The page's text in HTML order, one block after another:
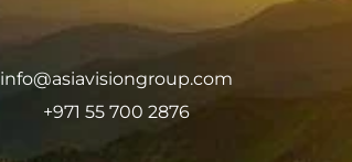
info@asiavisiongroup.com
+971 55 700 2876